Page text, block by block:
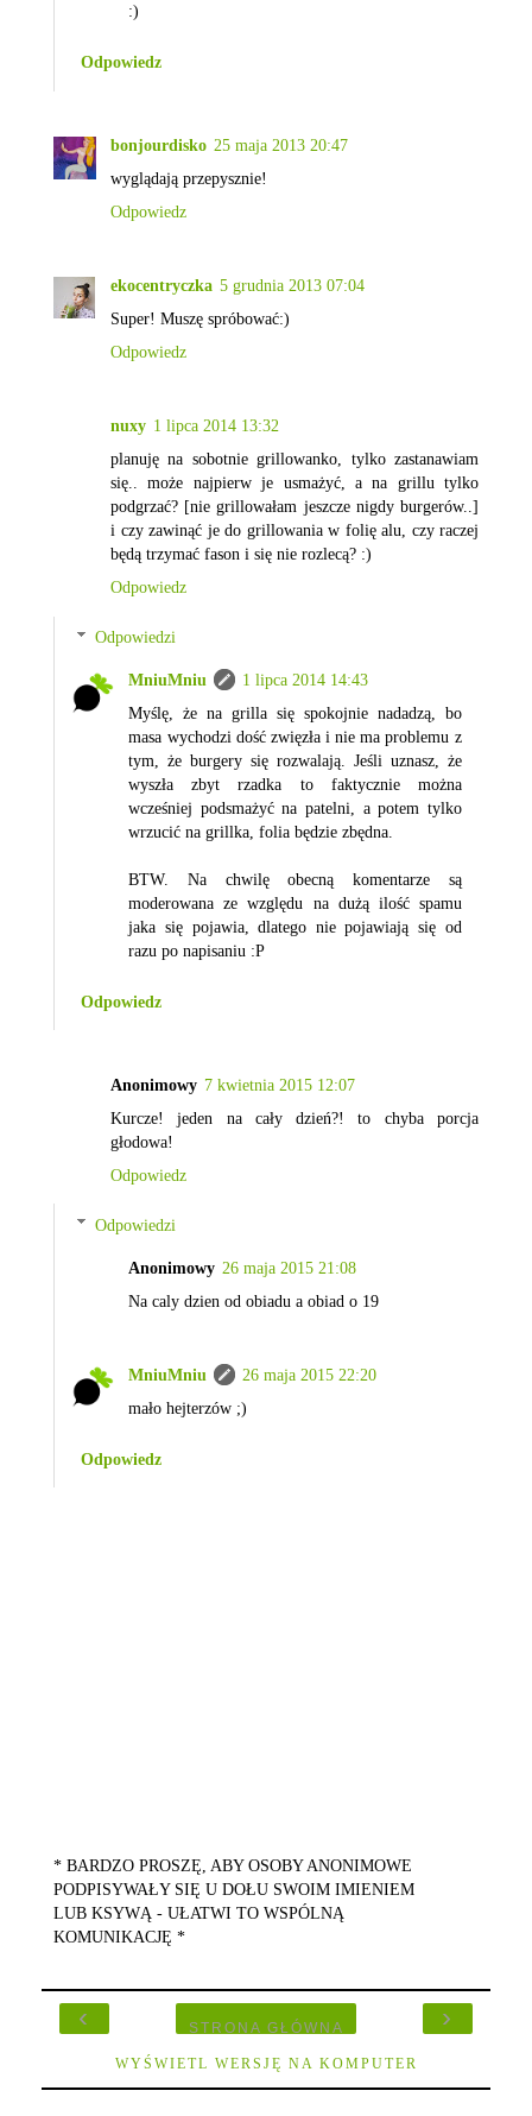
:)
Odpowiedz
bonjourdisko 25 maja 2013 20:47
wyglądają przepysznie!
Odpowiedz
ekocentryczka 5 grudnia 2013 07:04
Super! Muszę spróbować:)
Odpowiedz
nuxy 1 lipca 2014 13:32
planuję na sobotnie grillowanko, tylko zastanawiam
się.. może najpierw je usmażyć, a na grillu tylko
podgrzać? [nie grillowałam jeszcze nigdy burgerów..]
i czy zawinąć je do grillowania w folię alu, czy raczej
będą trzymać fason i się nie rozlecą? :)
Odpowiedz
Odpowiedzi
MniuMniu
1 lipca 2014 14:43
Myślę, że na grilla się spokojnie nadadzą, bo
masa wychodzi dość zwięzła i nie ma problemu z
tym, że burgery się rozwalają. Jeśli uznasz, że
wyszła zbyt rzadka to faktycznie można
wcześniej podsmażyć na patelni, a potem tylko
wrzucić na grillka, folia będzie zbędna.
BTW. Na chwilę obecną komentarze są
moderowana ze względu na dużą ilość spamu
jaka się pojawia, dlatego nie pojawiają się od
razu po napisaniu :P
Odpowiedz
Anonimowy 7 kwietnia 2015 12:07
Kurcze! jeden na cały dzień?! to chyba porcja
głodowa!
Odpowiedz
Odpowiedzi
Anonimowy 26 maja 2015 21:08
Na caly dzien od obiadu a obiad o 19
MniuMniu
26 maja 2015 22:20
mało hejterzów ;)
Odpowiedz
* BARDZO PROSZĘ, ABY OSOBY ANONIMOWE
PODPISYWAŁY SIĘ U DOŁU SWOIM IMIENIEM
LUB KSYWĄ - UŁATWI TO WSPÓLNĄ
KOMUNIKACJĘ *
‹ ›
STRONA GŁÓWNA
WYŚWIETL WERSJĘ NA KOMPUTER